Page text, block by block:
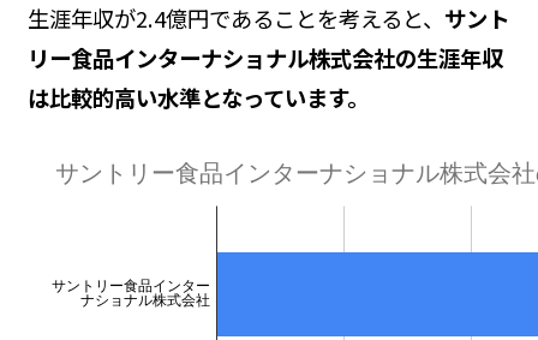
生涯年収が2.4億円であることを考えると、 サント
リー食品インターナショナル株式会社の生涯年収
は比較的高い水準となっています。